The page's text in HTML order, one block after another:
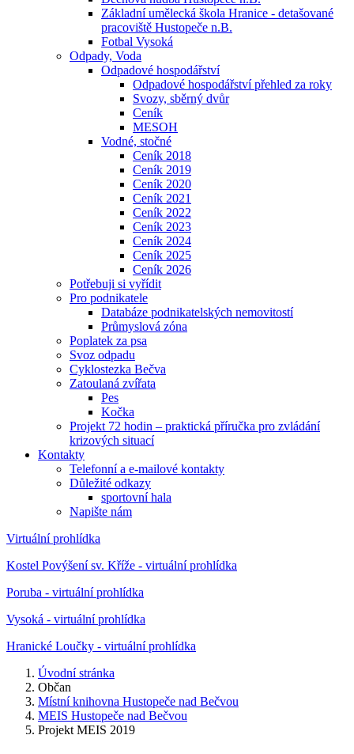
Základní umělecká škola Hranice - detašované
pracoviště Hustopeče n.B.
Fotbal Vysoká
Odpady, Voda
Odpadové hospodářství
Odpadové hospodářství přehled za roky
Svozy, sběrný dvůr
Ceník
MESOH
Vodné, stočné
Ceník 2018
Ceník 2019
Ceník 2020
Ceník 2021
Ceník 2022
Ceník 2023
Ceník 2024
Ceník 2025
Ceník 2026
Potřebuji si vyřídit
Pro podnikatele
Databáze podnikatelských nemovitostí
Průmyslová zóna
Poplatek za psa
Svoz odpadu
Cyklostezka Bečva
Zatoulaná zvířata
Pes
Kočka
Projekt 72 hodin – praktická příručka pro zvládání
krizových situací
Kontakty
Telefonní a e-mailové kontakty
Důležité odkazy
sportovní hala
Napište nám
Virtuální prohlídka
Kostel Povýšení sv. Kříže - virtuální prohlídka
Poruba - virtuální prohlídka
Vysoká - virtuální prohlídka
Hranické Loučky - virtuální prohlídka
Úvodní stránka
Občan
Místní knihovna Hustopeče nad Bečvou
MEIS Hustopeče nad Bečvou
Projekt MEIS 2019